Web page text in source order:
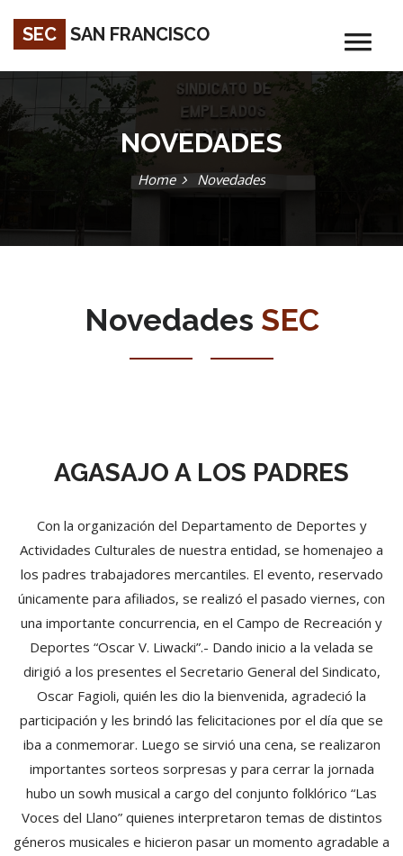
SEC SAN FRANCISCO
NOVEDADES
Home Novedades
Novedades SEC
AGASAJO A LOS PADRES
Con la organización del Departamento de Deportes y
Actividades Culturales de nuestra entidad, se homenajeo a
los padres trabajadores mercantiles. El evento, reservado
únicamente para afiliados, se realizó el pasado viernes, con
una importante concurrencia, en el Campo de Recreación y
Deportes “Oscar V. Liwacki”.- Dando inicio a la velada se
dirigió a los presentes el Secretario General del Sindicato,
Oscar Fagioli, quién les dio la bienvenida, agradeció la
participación y les brindó las felicitaciones por el día que se
iba a conmemorar. Luego se sirvió una cena, se realizaron
importantes sorteos sorpresas y para cerrar la jornada
hubo un sowh musical a cargo del conjunto folklórico “Las
Voces del Llano” quienes interpretaron temas de distintos
géneros musicales e hicieron pasar un momento agradable a